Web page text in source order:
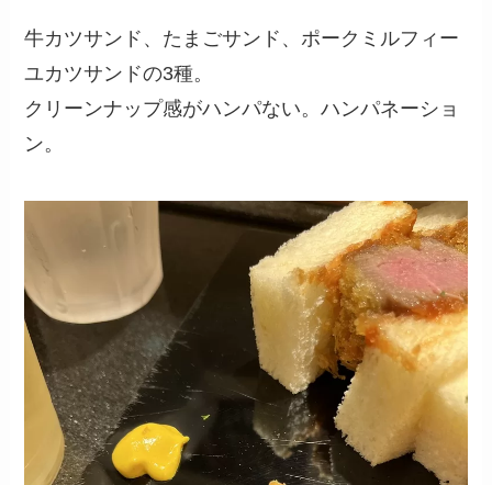
牛カツサンド、たまごサンド、ポークミルフィー
ユカツサンドの3種。
クリーンナップ感がハンパない。ハンパネーショ
ン。